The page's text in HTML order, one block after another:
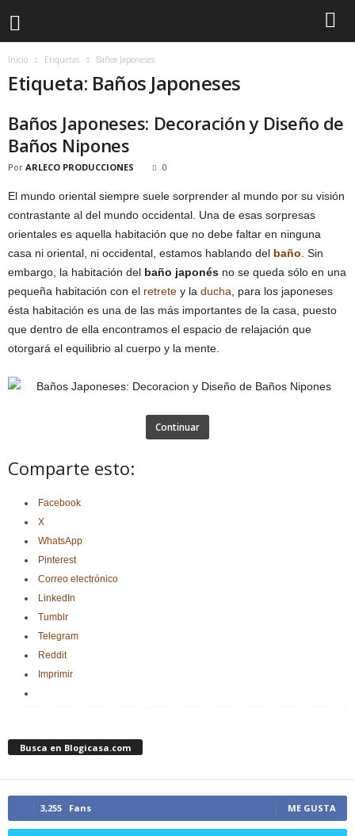
Inicio Etiquetas Baños Japoneses
Etiqueta: Baños Japoneses
Baños Japoneses: Decoración y Diseño de
Baños Nipones
Por ARLECO PRODUCCIONES 0
El mundo oriental siempre suele sorprender al mundo por su visión
contrastante al del mundo occidental. Una de esas sorpresas
orientales es aquella habitación que no debe faltar en ninguna
casa ni oriental, ni occidental, estamos hablando del baño . Sin
embargo, la habitación del baño japonés no se queda sólo en una
pequeña habitación con el retrete y la ducha , para los japoneses
ésta habitación es una de las más importantes de la casa, puesto
que dentro de ella encontramos el espacio de relajación que
otorgará el equilibrio al cuerpo y la mente.
Continuar
Comparte esto:
Facebook
X
WhatsApp
Pinterest
Correo electrónico
LinkedIn
Tumblr
Telegram
Reddit
Imprimir
Busca en Blogicasa.com
3,255 Fans ME GUSTA